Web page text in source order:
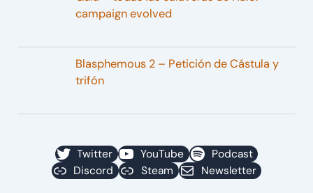
campaign evolved
Blasphemous 2 – Petición de Cástula y
trifón
Twitter YouTube
Podcast
Discord
Steam Newsletter